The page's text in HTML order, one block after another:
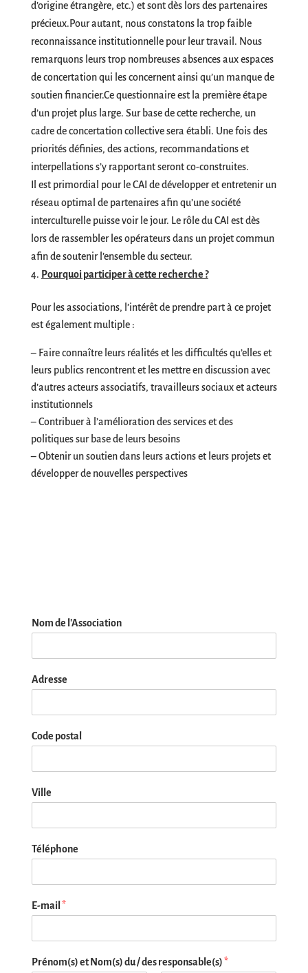
d’origine étrangère, etc.) et sont dès lors des partenaires
précieux.Pour autant, nous constatons la trop faible
reconnaissance institutionnelle pour leur travail. Nous
remarquons leurs trop nombreuses absences aux espaces
de concertation qui les concernent ainsi qu’un manque de
soutien financier.Ce questionnaire est la première étape
d’un projet plus large. Sur base de cette recherche, un
cadre de concertation collective sera établi. Une fois des
priorités définies, des actions, recommandations et
interpellations s’y rapportant seront co-construites.
Il est primordial pour le CAI de développer et entretenir un
réseau optimal de partenaires afin qu’une société
interculturelle puisse voir le jour. Le rôle du CAI est dès
lors de rassembler les opérateurs dans un projet commun
afin de soutenir l’ensemble du secteur.
Pourquoi participer à cette recherche ?
Pour les associations, l’intérêt de prendre part à ce projet
est également multiple :
– Faire connaître leurs réalités et les difficultés qu’elles et
leurs publics rencontrent et les mettre en discussion avec
d’autres acteurs associatifs, travailleurs sociaux et acteurs
institutionnels
– Contribuer à l’amélioration des services et des
politiques sur base de leurs besoins
– Obtenir un soutien dans leurs actions et leurs projets et
développer de nouvelles perspectives
Nom de l'Association
Adresse
Code postal
Ville
Téléphone
E-mail *
Prénom(s) et Nom(s) du / des responsable(s)*